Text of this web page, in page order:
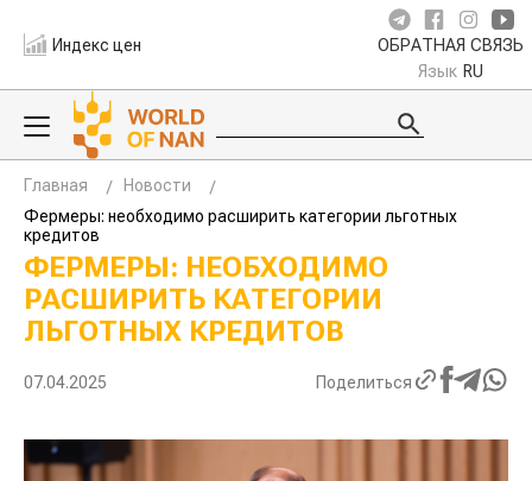
Индекс цен ОБРАТНАЯ СВЯЗЬ
Язык RU
Главная
Новости
Фермеры: необходимо расширить категории льготных
кредитов
ФЕРМЕРЫ: НЕОБХОДИМО
РАСШИРИТЬ КАТЕГОРИИ
ЛЬГОТНЫХ КРЕДИТОВ
07.04.2025 Поделиться